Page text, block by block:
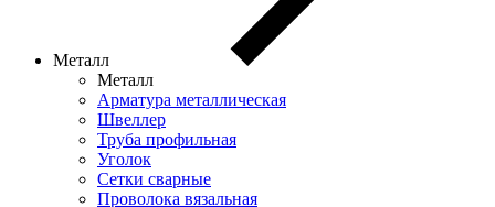
Металл
Металл
Арматура металлическая
Швеллер
Труба профильная
Уголок
Сетки сварные
Проволока вязальная